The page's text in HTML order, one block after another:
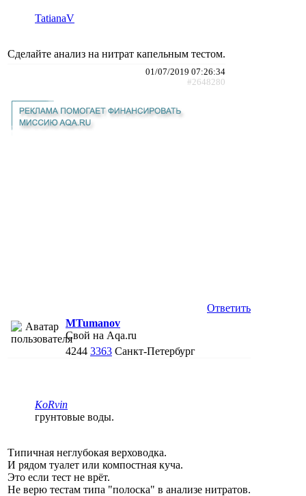
TatianaV
Сделайте анализ на нитрат капельным тестом.
01/07/2019 07:26:34
#2648280
Ответить
MTumanov
Свой на Aqa.ru
4244 3363 Санкт-Петербург
KoRvin
грунтовые воды.
Типичная неглубокая верховодка.
И рядом туалет или компостная куча.
Это если тест не врёт.
Не верю тестам типа "полоска" в анализе нитратов.